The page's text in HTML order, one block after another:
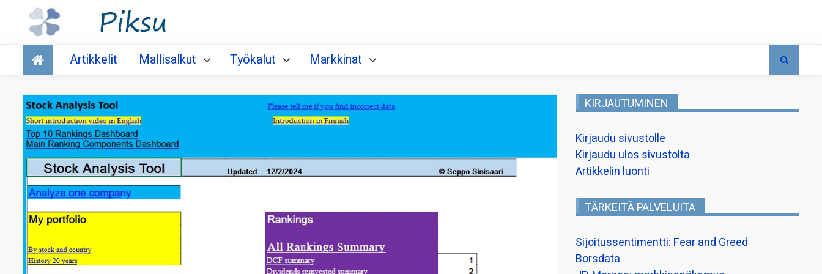
Talous
Artikkelit Mallisalkut Työkalut Markkinat
KIRJAUTUMINEN
Kirjaudu sivustolle
Kirjaudu ulos sivustolta
Artikkelin luonti
TÄRKEITÄ PALVELUITA
Sijoitussentimentti: Fear and Greed
Borsdata